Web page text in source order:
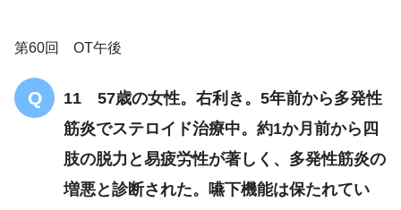
第60回 OT午後
11 57歳の女性。右利き。5年前から多発性
筋炎でステロイド治療中。約1か月前から四
肢の脱力と易疲労性が著しく、多発性筋炎の
増悪と診断された。嚥下機能は保たれてい